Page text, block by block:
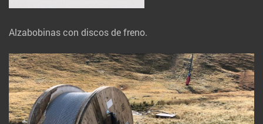
Alzabobinas con discos de freno.